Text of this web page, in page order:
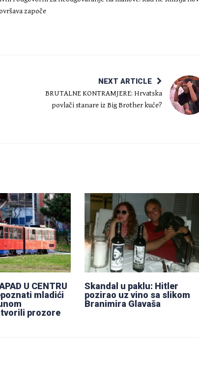
započe
NEXT ARTICLE
BRUTALNE KONTRAMJERE: Hrvatska
povlači stanare iz Big Brother kuće?
U CENTRU
mladići
prozore
Skandal u paklu: Hitler
pozirao uz vino sa slikom
Branimira Glavaša